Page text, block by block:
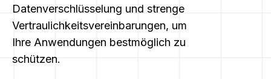
Datenverschlüsselung und strenge
Vertraulichkeitsvereinbarungen, um
Ihre Anwendungen bestmöglich zu
schützen.